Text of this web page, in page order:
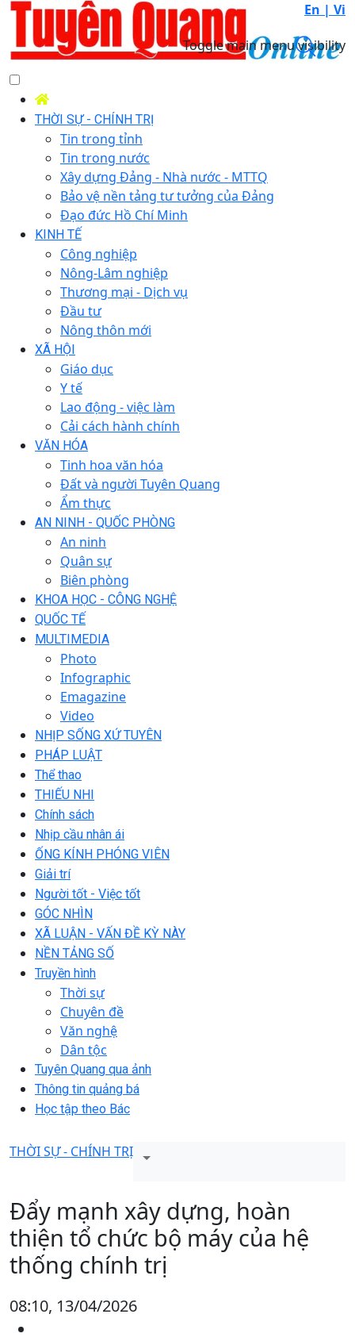
En | Vi
Toggle main menu visibility
THỜI SỰ - CHÍNH TRỊ
Tin trong tỉnh
Tin trong nước
Xây dựng Đảng - Nhà nước - MTTQ
Bảo vệ nền tảng tư tưởng của Đảng
Đạo đức Hồ Chí Minh
KINH TẾ
Công nghiệp
Nông-Lâm nghiệp
Thương mại - Dịch vụ
Đầu tư
Nông thôn mới
XÃ HỘI
Giáo dục
Y tế
Lao động - việc làm
Cải cách hành chính
VĂN HÓA
Tinh hoa văn hóa
Đất và người Tuyên Quang
Ẩm thực
AN NINH - QUỐC PHÒNG
An ninh
Quân sự
Biên phòng
KHOA HỌC - CÔNG NGHỆ
QUỐC TẾ
MULTIMEDIA
Photo
Infographic
Emagazine
Video
NHỊP SỐNG XỨ TUYÊN
PHÁP LUẬT
Thể thao
THIẾU NHI
Chính sách
Nhịp cầu nhân ái
ỐNG KÍNH PHÓNG VIÊN
Giải trí
Người tốt - Việc tốt
GÓC NHÌN
XÃ LUẬN - VẤN ĐỀ KỲ NÀY
NỀN TẢNG SỐ
Truyền hình
Thời sự
Chuyên đề
Văn nghệ
Dân tộc
Tuyên Quang qua ảnh
Thông tin quảng bá
Học tập theo Bác
THỜI SỰ - CHÍNH TRỊ
Đẩy mạnh xây dựng, hoàn
thiện tổ chức bộ máy của hệ
thống chính trị
08:10, 13/04/2026